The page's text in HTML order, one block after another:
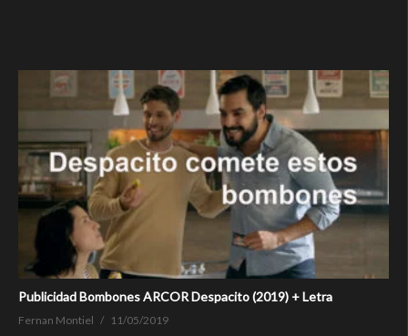
Publicidad Bombones ARCOR Despacito (2019) + Letra
Fernan Montiel 11/05/2019